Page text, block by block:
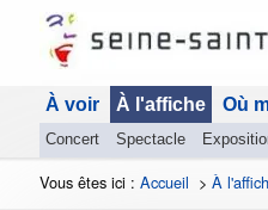
À voir À l'affiche
Concert Spectacle
Où
Vous êtes ici : Accueil > À